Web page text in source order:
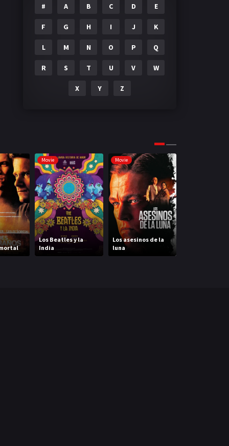
# A B C D E
F G H I J K
L M N O P Q
R S T U V W
X Y Z
Movie
Los Beatles y la
India
Movie
Los asesinos de la
luna